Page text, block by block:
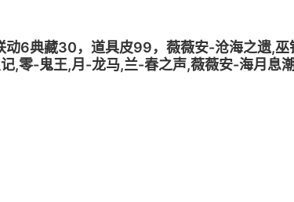
动6典藏30，道具皮99，薇薇安-沧海之遗,
,零-鬼王,月-龙马,兰-春之声,薇薇安-海月息
铃儿-镜花辞,零-狡,巫铃儿-上官子怡,阿念-橙